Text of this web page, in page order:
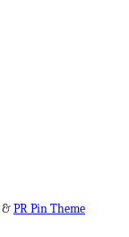
&PR Pin Theme